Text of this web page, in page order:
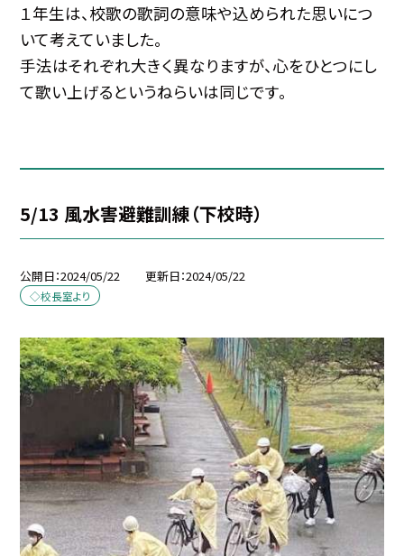
１年生は、校歌の歌詞の意味や込められた思いにつ
いて考えていました。
手法はそれぞれ大きく異なりますが、心をひとつにし
て歌い上げるというねらいは同じです。
5/13 風水害避難訓練（下校時）
公開日 2024/05/22 更新日 2024/05/22
◇校長室より